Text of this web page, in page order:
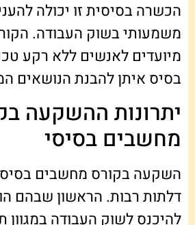
הכשרה בסיסית זו יכולה
משמעותי בשוק העבודה.
מיועדים לאנשים ללא רקע
בסיס איתן להבנת הנושאים
יתרונות ההשקעה
מחשבים בסיסי
השקעה בקורס מחשבים
דלתות רבות. הראשון שבהם
להיכנס לשוק העבודה במגוון